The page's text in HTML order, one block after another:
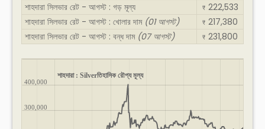
শাহদারা সিলভার রেট - আগস্ট : গড় মূল্য
₹ 222,533
শাহদারা সিলভার রেট - আগস্ট : খোলার দাম (01 আগস্ট) ₹ 217,380
শাহদারা সিলভার রেট - আগস্ট : বন্ধ দাম (07 আগস্ট) ₹ 231,800
শাহদারা : Silverতিহাসিক রৌপ্য মূল্য
300,000
400,000